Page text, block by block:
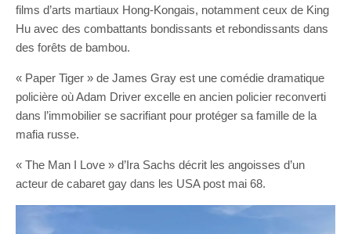
films d’arts martiaux Hong-Kongais, notamment ceux de King
Hu avec des combattants bondissants et rebondissants dans
des forêts de bambou.
« Paper Tiger » de James Gray est une comédie dramatique
policière où Adam Driver excelle en ancien policier reconverti
dans l’immobilier se sacrifiant pour protéger sa famille de la
mafia russe.
« The Man I Love » d’Ira Sachs décrit les angoisses d’un
acteur de cabaret gay dans les USA post mai 68.